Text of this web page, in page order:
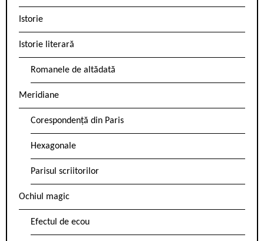
Istorie
Istorie literară
Romanele de altădată
Meridiane
Corespondență din Paris
Hexagonale
Parisul scriitorilor
Ochiul magic
Efectul de ecou